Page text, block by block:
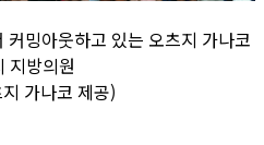
밍아웃하고 있는 오츠지 가나코
지방의원
가나코 제공)